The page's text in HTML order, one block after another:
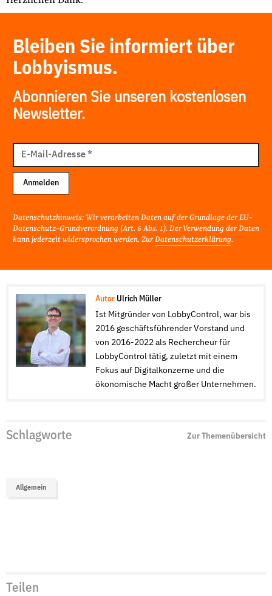
Bleiben Sie informiert über
Lobbyismus.
Abonnieren Sie unseren kostenlosen
Newsletter.
Mail
Adresse
E-Mail-Adresse*
Anmelden
Datenschutzhinweis: Wir verarbeiten Daten auf der Grundlage der EU-
Datenschutz-Grundverordnung (Art. 6 Abs. 1). Der Verwendung der Daten
kann jederzeit widersprochen werden. Zur Datenschutzerklärung.
Autor Ulrich Müller
Ist Mitgründer von LobbyControl, war bis
2016 geschäftsführender Vorstand und
von 2016-2022 als Rechercheur für
LobbyControl tätig, zuletzt mit einem
Fokus auf Digitalkonzerne und die
ökonomische Macht großer Unternehmen.
Schlagworte Zur Themenübersicht
Allgemein
Teilen